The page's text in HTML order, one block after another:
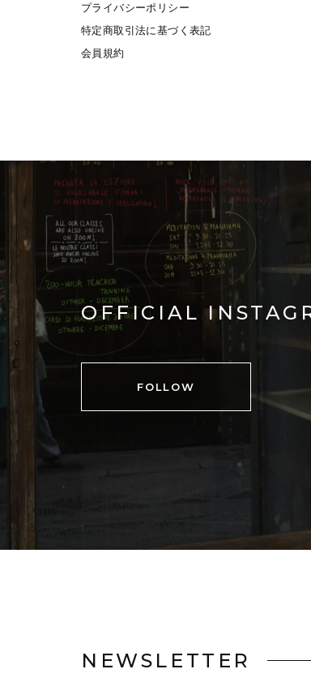
プライバシーポリシー
特定商取引法に基づく表記
会員規約
OFFICIAL
FOLLOW
NEWSLETTER